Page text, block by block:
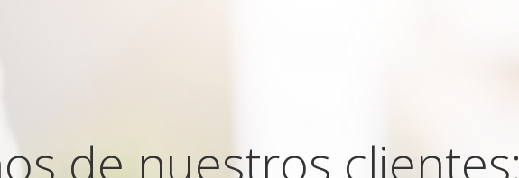
de nuestros clientes: